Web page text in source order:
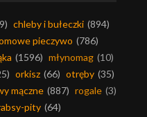
chleby i bułeczki (894)
pieczywo (786)
(1596) młynomag (10)
orkisz (66) otręby (35)
mączne (887) rogale (3)
pity (64)